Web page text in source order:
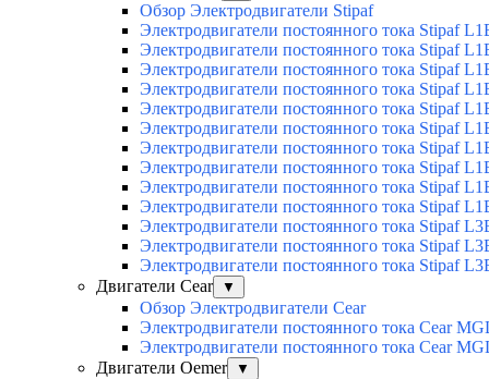
Обзор Электродвигатели Stipaf
Электродвигатели постоянного тока Stipaf
Электродвигатели постоянного тока Stipaf
Электродвигатели постоянного тока Stipaf
Электродвигатели постоянного тока Stipaf
Электродвигатели постоянного тока Stipaf
Электродвигатели постоянного тока Stipaf
Электродвигатели постоянного тока Stipaf
Электродвигатели постоянного тока Stipaf
Электродвигатели постоянного тока Stipaf
Электродвигатели постоянного тока Stipaf
Электродвигатели постоянного тока Stipaf
Электродвигатели постоянного тока Stipaf
Электродвигатели постоянного тока Stipaf
Двигатели Cear
▼
Обзор Электродвигатели Cear
Электродвигатели постоянного тока Cear
Электродвигатели постоянного тока Cear
Двигатели Oemer
▼